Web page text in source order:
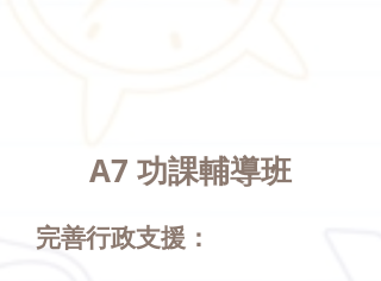
A7 功課輔導班
完善行政支援：